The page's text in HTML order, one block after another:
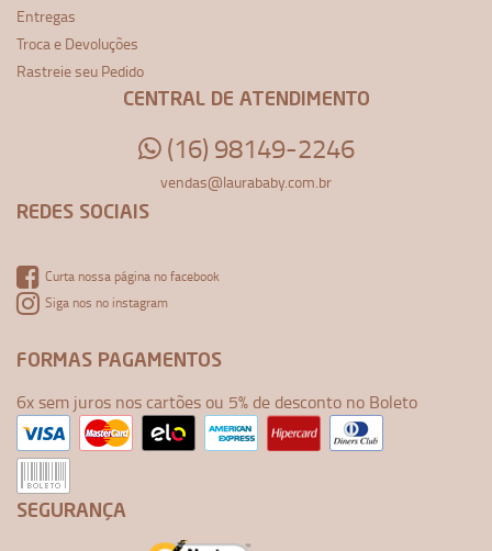
Entregas
Troca e Devoluções
Rastreie seu Pedido
CENTRAL DE ATENDIMENTO
(16) 98149-2246
vendas@laurababy.com.br
REDES SOCIAIS
Curta nossa página no facebook
Siga nos no instagram
FORMAS PAGAMENTOS
6x sem juros nos cartões ou 5% de desconto no Boleto
SEGURANÇA